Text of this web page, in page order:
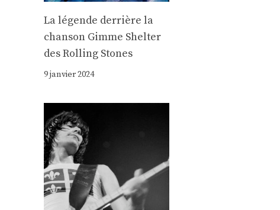
La légende derrière la
chanson Gimme Shelter
des Rolling Stones
9 janvier 2024